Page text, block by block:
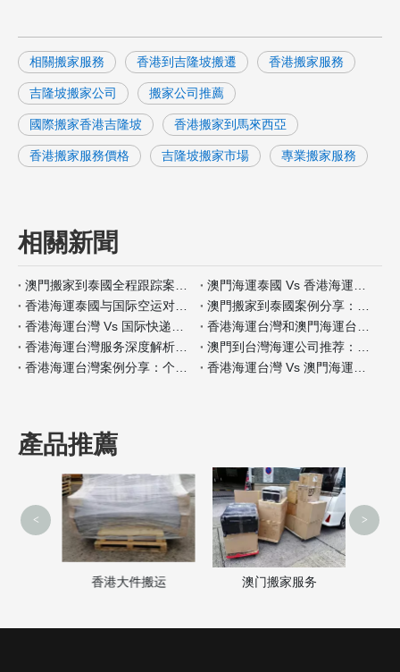
相關搬家服務 香港到吉隆坡搬遷 香港搬家服務
吉隆坡搬家公司 搬家公司推薦
國際搬家香港吉隆坡 香港搬家到馬來西亞
香港搬家服務價格 吉隆坡搬家市場 專業搬家服務
相關新聞
產品推薦
香港大件搬运 澳门搬家服务
< >